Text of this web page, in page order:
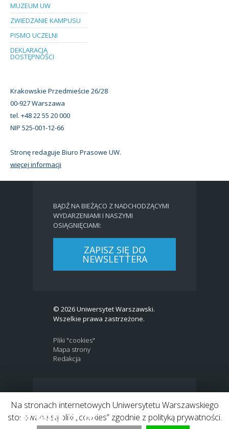
MUZEUM UW
ZWIEDZANIE KAMPUSU
PISMO UCZELNI
DEKLARACJA
DOSTĘPNOŚCI
Krakowskie Przedmieście 26/28
00-927 Warszawa
tel. +48 22 55 20 000
NIP 525-001-12-66
Stronę redaguje Biuro Prasowe UW.
więcej informacji
BĄDŹ NA BIEŻĄCO Z NADCHODZĄCYMI
WYDARZENIAMI I NASZYMI
OSIĄGNIĘCIAMI:
ZAPISZ SIĘ DO
NEWSLETTERA
© 2026 Uniwersytet Warszawski.
Wszelkie prawa zastrzeżone.
Pliki "cookies"
Mapa strony
Redakcja
Link do profilu Facebook
Link to Twitter profile
Link do kanału Youtube
Link do profilu Instagram
Link do profilu LinkedIn
Na stronach internetowych Uniwersytetu Warszawskiego
stosowane są pliki „cookies” zgodnie z polityką prywatności.